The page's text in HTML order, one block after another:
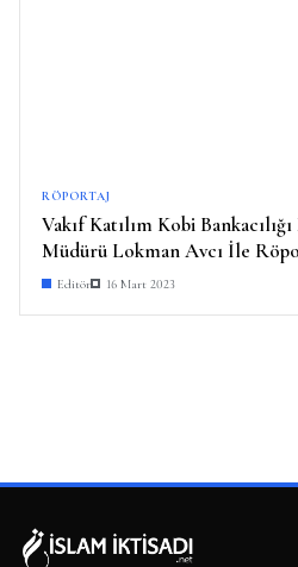
RÖPORTAJ
Vakıf Katılım Kobi
Müdürü Lokman Avcı İle
Editör 16 Mart 2023